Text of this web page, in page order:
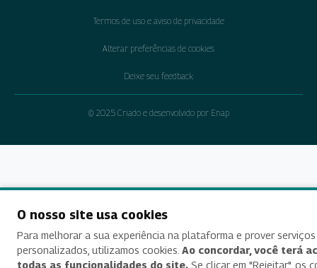
Termos de uso e aviso de privacidade
Alterar preferências de cookies
Deixe seu feedback
© 2025 Criado e desenvolvido por Enap
O nosso site usa cookies
Para melhorar a sua experiência na plataforma e prover serviços
personalizados, utilizamos cookies. Ao concordar, você terá
todas as funcionalidades do site. Se clicar em "Rejeitar", os